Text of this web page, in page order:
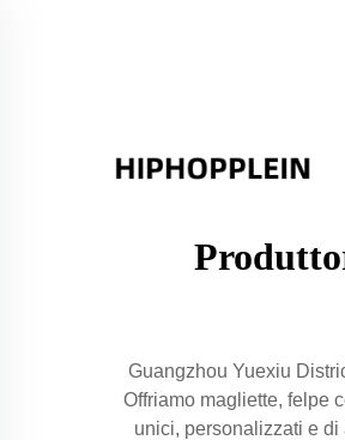
Guangzhou Yuexiu
Offriamo magliette, felpe
unici, personalizzati e